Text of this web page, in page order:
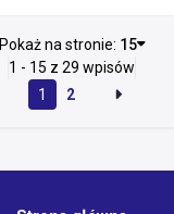
Pokaż na stronie: 15
1 - 15 z 29 wpisów
1
2